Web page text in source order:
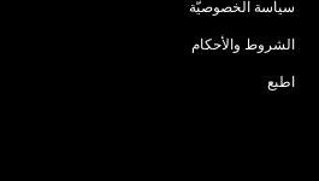
سياسة الخصوصيّة
الشروط والأحكام
اطبع